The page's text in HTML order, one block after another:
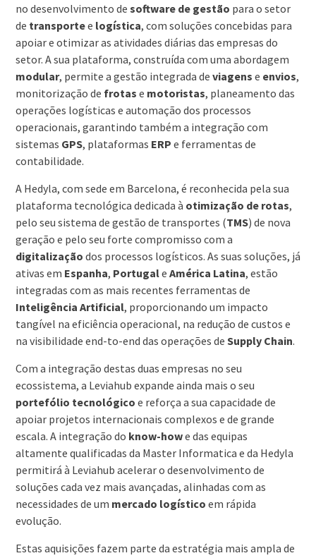
no desenvolvimento de software de gestão para o setor
de transportee logística, com soluções concebidas para
apoiar e otimizar as atividades diárias das empresas do
setor. A sua plataforma, construída com uma abordagem
modular, permite a gestão integrada de viagens e envios,
monitorização de frotas e motoristas, planeamento das
operações logísticas e automação dos processos
operacionais, garantindo também a integração com
sistemas GPS, plataformas ERP e ferramentas de
contabilidade.
A Hedyla, com sede em Barcelona, é reconhecida pela sua
plataforma tecnológica dedicada à otimização de rotas,
pelo seu sistema de gestão de transportes (TMS) de nova
geração e pelo seu forte compromisso com a
digitalização dos processos logísticos. As suas soluções, já
ativas em Espanha, Portugale América Latina, estão
integradas com as mais recentes ferramentas de
Inteligência Artificial, proporcionando um impacto
tangível na eficiência operacional, na redução de custos e
na visibilidade end-to-end das operações de Supply Chain.
Com a integração destas duas empresas no seu
ecossistema, a Leviahub expande ainda mais o seu
portefólio tecnológico e reforça a sua capacidade de
apoiar projetos internacionais complexos e de grande
escala. A integração do know-howe das equipas
altamente qualificadas da Master Informatica e da Hedyla
permitirá à Leviahub acelerar o desenvolvimento de
soluções cada vez mais avançadas, alinhadas com as
necessidades de um mercado logístico em rápida
evolução.
Estas aquisições fazem parte da estratégia mais ampla de